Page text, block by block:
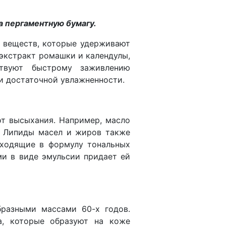
бумагу.
которые удерживают
ромашки и календулы,
быстрому заживлению
достаточной увлажненности.
высыхания. Например, масло
Липиды масел и жиров также
в формулу тональных
в виде эмульсии придает ей
массами 60-х годов.
которые образуют на коже